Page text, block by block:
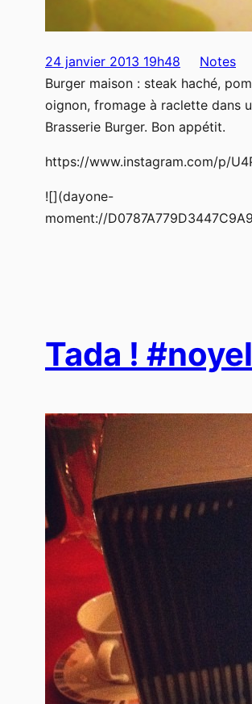
24 janvier 2013 19h48
Notes
Burger maison : steak haché,
oignon, fromage à raclette dans
Brasserie Burger. Bon appétit.
https://www.instagram.com/p/
![](dayone-
moment://
Tada ! #noyel